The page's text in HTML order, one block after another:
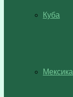
Куба
Мексика